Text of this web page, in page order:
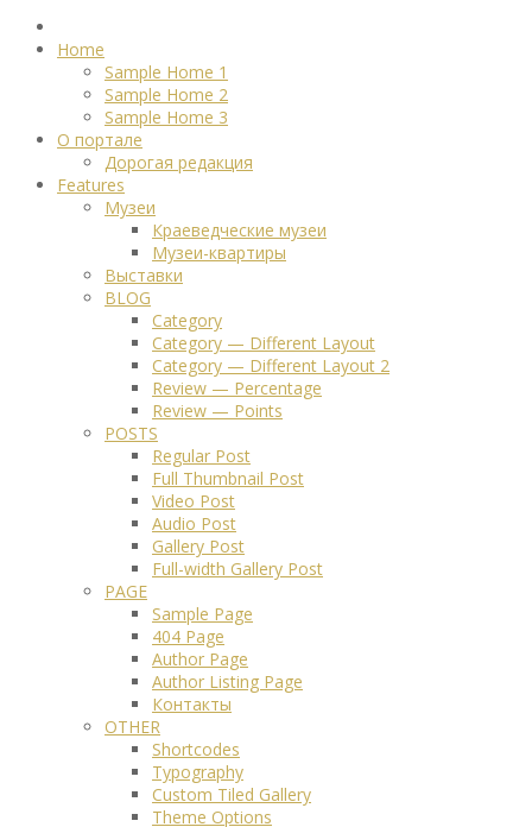
Home
Sample Home 1
Sample Home 2
Sample Home 3
О портале
Дорогая редакция
Features
Музеи
Краеведческие музеи
Музеи-квартиры
Выставки
BLOG
Category
Category — Different Layout
Category — Different Layout 2
Review — Percentage
Review — Points
POSTS
Regular Post
Full Thumbnail Post
Video Post
Audio Post
Gallery Post
Full-width Gallery Post
PAGE
Sample Page
404 Page
Author Page
Author Listing Page
Контакты
OTHER
Shortcodes
Typography
Custom Tiled Gallery
Theme Options